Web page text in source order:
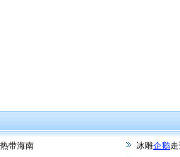
带海南 冰雕企鹅